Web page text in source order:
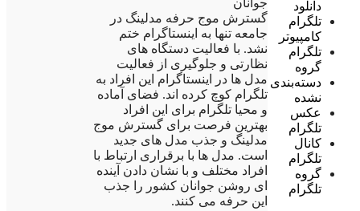
دانلود
تلگرام
کامپیوتر
تلگرام
گروه
دسته‌بندی
نشده
عکس
تلگرام
کانال
تلگرام
گروه
تلگرام
گسترش موج حرفه مدلینگ در
جامعه تنها به اینستاگرام ختم
نشد. با فعالیت دستگاه های
نظارتی و جلوگیری از فعالیت
مدل ها در اینستاگرام این افراد به
تلگرام کوچ کرده اند. فضای آماده
و محیا تلگرام برای این افراد
بهترین فرصت برای گسترش موج
مدلینگ و جذب مدل های جدید
است. مدل ها با برقراری ارتباط با
افراد مختلف و با نشان دادن آینده
ای روشن جوانان کشور را جذب
این حرفه می کنند.